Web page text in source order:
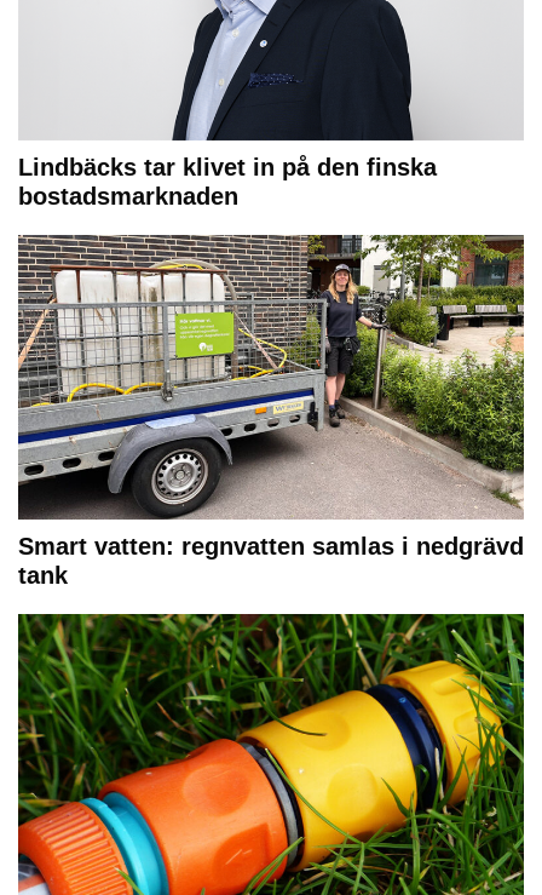
Lindbäcks tar klivet in på den finska
bostadsmarknaden
Smart vatten: regnvatten samlas i nedgrävd
tank